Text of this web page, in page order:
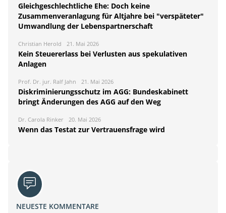
Gleichgeschlechtliche Ehe: Doch keine
Zusammenveranlagung für Altjahre bei "verspäteter"
Umwandlung der Lebenspartnerschaft
Christian Herold 21. Mai 2026
Kein Steuererlass bei Verlusten aus spekulativen
Anlagen
Prof. Dr. jur. Ralf Jahn 21. Mai 2026
Diskriminierungsschutz im AGG: Bundeskabinett
bringt Änderungen des AGG auf den Weg
Dr. Carola Rinker 20. Mai 2026
Wenn das Testat zur Vertrauensfrage wird
NEUESTE KOMMENTARE